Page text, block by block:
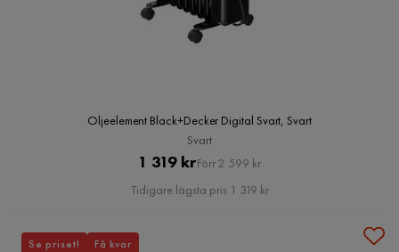
Oljeelement Black+Decker Digital Svart, Svart
Svart
Pris
1 319 krOriginal
Pris
Förr 2 599 kr
Tidigare lägsta pris 1 319 kr
Se priset! Få kvar